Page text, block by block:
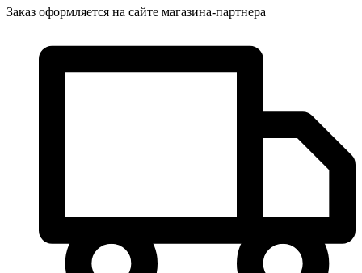
Заказ оформляется на сайте магазина-партнера